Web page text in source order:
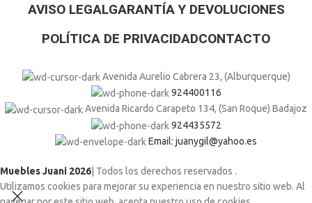
AVISO LEGALGARANTÍA Y DEVOLUCIONES
POLÍTICA DE PRIVACIDADCONTACTO
Avenida Aurelio Cabrera 23, (Alburquerque)
924400116
Avenida Ricardo Carapeto 134, (San Roque) Badajoz
924435572
Email: juanygil@yahoo.es
Muebles Juani 2026 | Todos los derechos reservados .
Utilizamos cookies para mejorar su experiencia en nuestro sitio web. Al